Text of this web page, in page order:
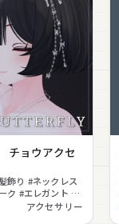
チョウアクセ
飾り #ネックレス
ク #エレガント #
アクセサリー